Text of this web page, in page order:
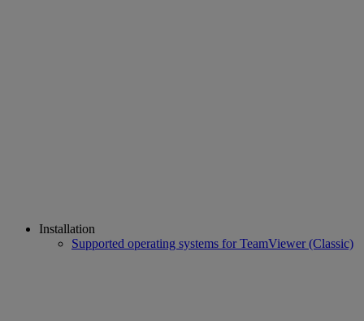
Installation
Supported operating systems for TeamViewer (Classic)